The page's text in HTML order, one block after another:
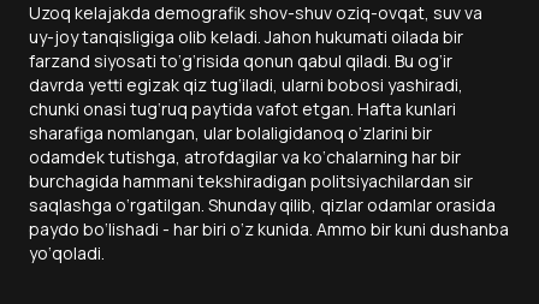
Uzoq kelajakda demografik shov-shuv oziq-ovqat, suv va
uy-joy tanqisligiga olib keladi. Jahon hukumati oilada bir
farzand siyosati to‘g‘risida qonun qabul qiladi. Bu og‘ir
davrda yetti egizak qiz tug‘iladi, ularni bobosi yashiradi,
chunki onasi tug‘ruq paytida vafot etgan. Hafta kunlari
sharafiga nomlangan, ular bolaligidanoq o‘zlarini bir
odamdek tutishga, atrofdagilar va ko‘chalarning har bir
burchagida hammani tekshiradigan politsiyachilardan sir
saqlashga o‘rgatilgan. Shunday qilib, qizlar odamlar orasida
paydo bo‘lishadi - har biri o‘z kunida. Ammo bir kuni dushanba
yo‘qoladi.